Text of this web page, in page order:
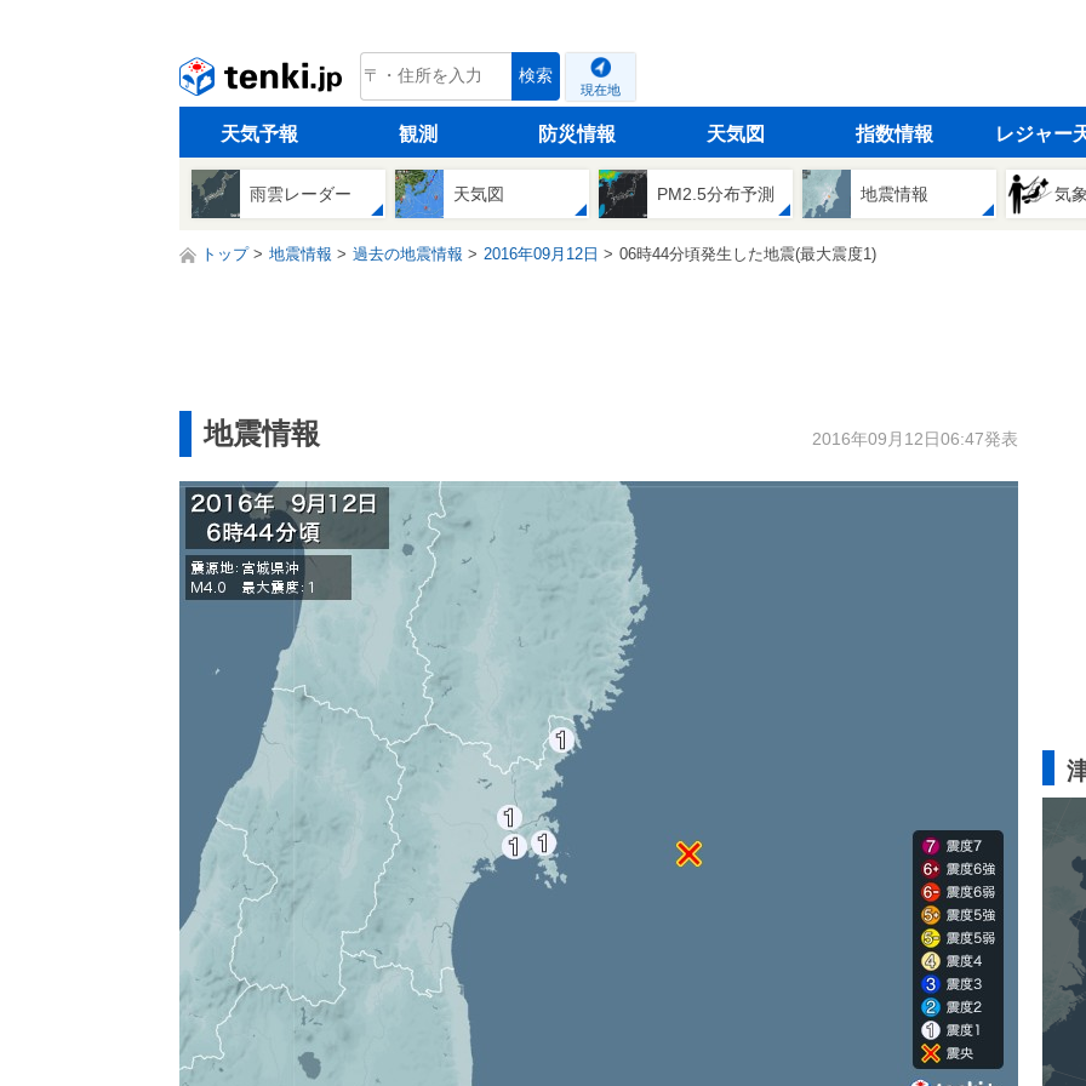
tenki.jp 検索
現在地
天気予報 観測 防災情報 天気図 指数情報 レジャー
雨雲レーダー 天気図 PM2.5分布予測 地震情報 気
トップ 地震情報 過去の地震情報 2016年09月12日 06時44分頃発生した地震(最大震度1)
地震情報 2016年09月12日06:47発表